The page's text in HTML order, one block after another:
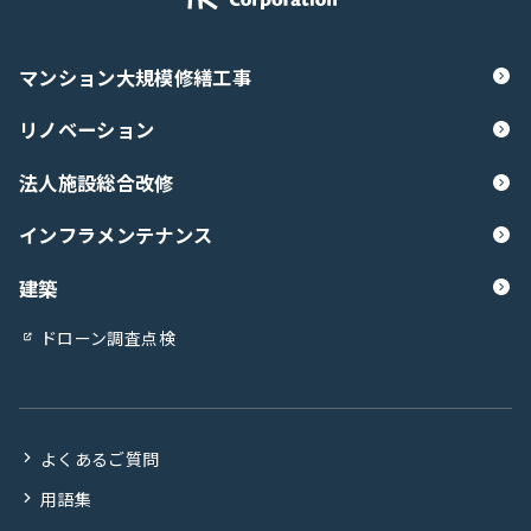
マンション大規模修繕工事
リノベーション
法人施設総合改修
インフラメンテナンス
建築
ドローン調査点検
よくあるご質問
用語集